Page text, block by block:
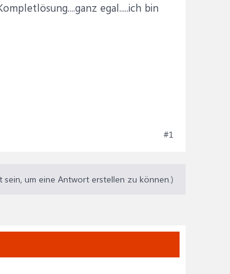
egal.....ich bin
#1
um eine Antwort erstellen zu können.)